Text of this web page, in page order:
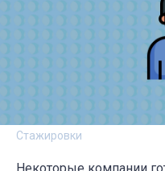
Стажировки